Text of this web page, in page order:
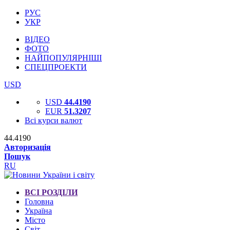
РУС
УКР
ВІДЕО
ФОТО
НАЙПОПУЛЯРНІШІ
СПЕЦПРОЕКТИ
USD
USD 44.4190
EUR 51.3207
Всі курси валют
44.4190
Авторизація
Пошук
RU
ВСІ РОЗДІЛИ
Головна
Україна
Місто